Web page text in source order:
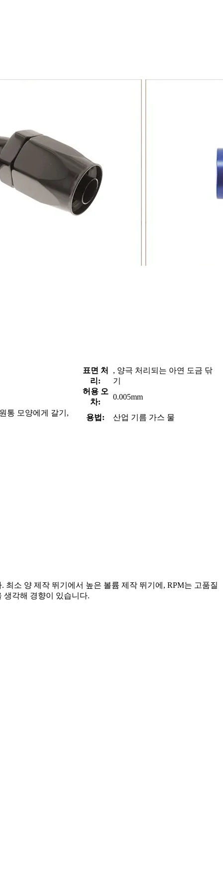
표면 처
리:
, 양극 처리되는 아연 도금 닦
기
허용 오
차:
0.005mm
통 모양에게 갈기,
용법: 산업 기름 가스 물
소 양 제작 뛰기에서 높은 볼륨 제작 뛰기에, RPM는 고품질
생각해 경향이 있습니다.